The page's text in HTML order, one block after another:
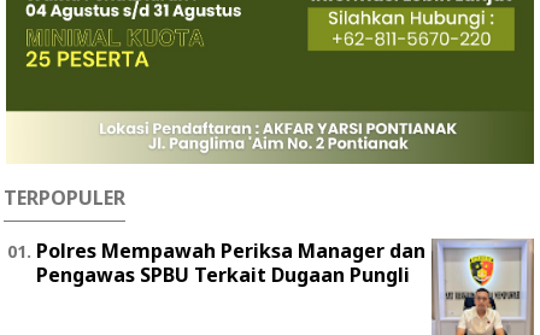
TERPOPULER
Polres Mempawah Periksa Manager dan
Pengawas SPBU Terkait Dugaan Pungli